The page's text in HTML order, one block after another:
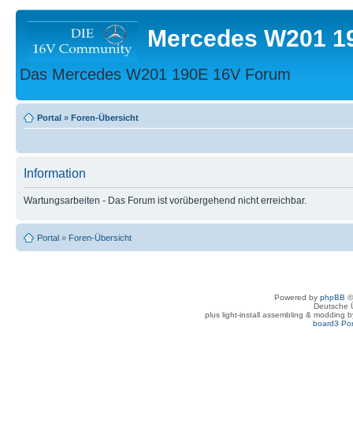
Mercedes W201
Das Mercedes W201 190E 16V Forum
Portal » Foren-Übersicht
Information
Wartungsarbeiten - Das Forum ist vorübergehend nicht erreichbar.
Portal » Foren-Übersicht
Powered by phpBB
Deutsche
plus light-install assembling & modding
board3